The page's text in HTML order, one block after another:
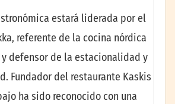
estará liderada por el
referente de la cocina nórdica
defensor de la estacionalidad y
Fundador del restaurante Kaskis
ha sido reconocido con una